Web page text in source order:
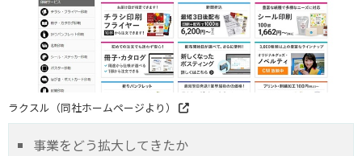
ラクスル（同社ホームページより）
事業をどう拡大してきたか